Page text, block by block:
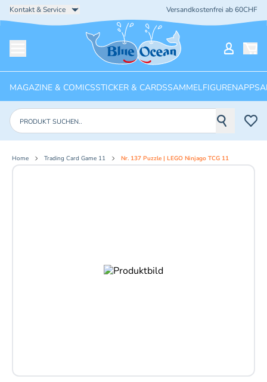
Kontakt & Service Versandkostenfrei ab 60CHF
Startseite
MAGAZINE & COMICSSTICKER & CARDSSAMMELFIGURENAPPS
Produkte suchen
Home Trading Card Game 11 Nr. 137 Puzzle | LEGO Ninjago TCG 11